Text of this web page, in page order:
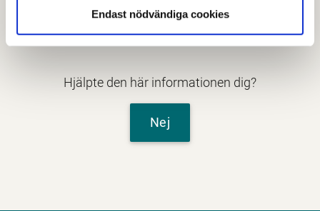
Endast nödvändiga cookies
Senast granskad17 februari 2025
Hjälpte den här informationen dig?
Nej